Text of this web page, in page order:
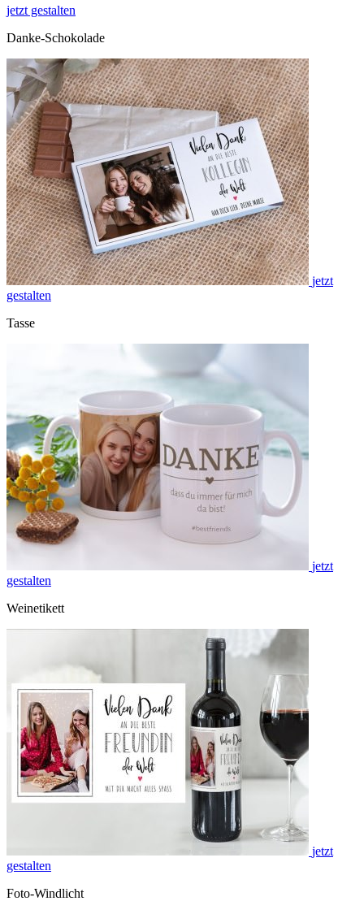
jetzt gestalten
Danke-Schokolade
jetzt
gestalten
Tasse
jetzt
gestalten
Weinetikett
jetzt
gestalten
Foto-Windlicht